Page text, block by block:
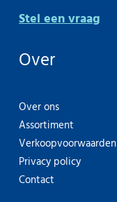
Stel een vraag
Over
Over ons
Assortiment
Verkoopvoorwaarden
Privacy policy
Contact